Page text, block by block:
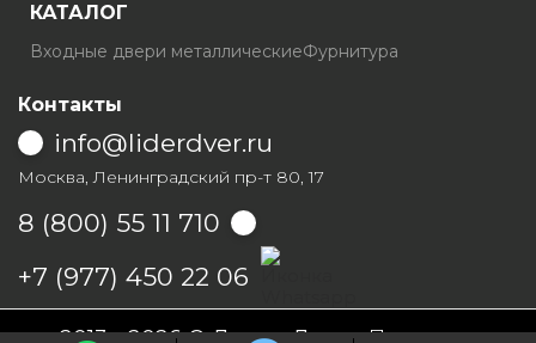
КАТАЛОГ
Входные двери металлическиеФурнитура
Контакты
info@liderdver.ru
Москва, Ленинградский пр-т 80, 17
8 (800) 55 11 710
+7 (977) 450 22 06
Написать на Whatsapp